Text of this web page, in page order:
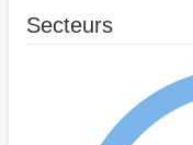
Secteurs